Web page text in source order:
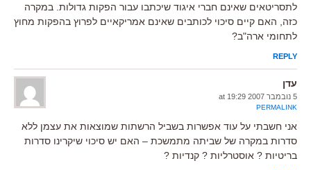
לתסריטאים שאינם חברי איגוד שיכתבו עבור הפקות גדולות. במקרה
כזה, האם קיים סיכוי לכותבים שאינם אמריקאיים לפרוץ בהפקות מחוץ
לתחומי ארה"ב?
REPLY
עדן
5 נובמבר 2007 at 19:29
PERMALINK
אני חשבתי על עוד אפשרות בשביל הרשתות שמוצאות את עצמן ללא
סדרות במקרה של שביתה מתמשכת – האם יש סיכוי שיקרינו סדרות
בריטיות ? אוסטרליות ? קנדיות ?